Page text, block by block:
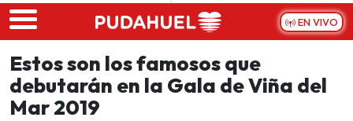
Skip to main content
EN VIVO
Estos son los famosos que
debutarán en la Gala de Viña del
Mar 2019